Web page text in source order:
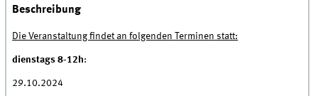
Beschreibung
Die Veranstaltung findet an folgenden Terminen statt:
dienstags 8-12h:
29.10.2024